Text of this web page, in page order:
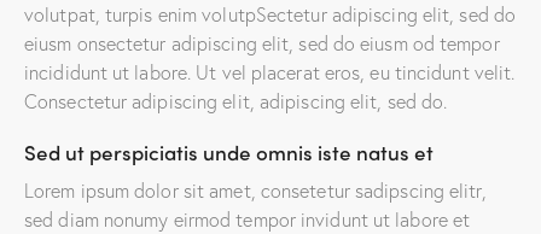
volutpat, turpis enim volutpSectetur adipiscing elit, sed do
eiusm onsectetur adipiscing elit, sed do eiusm od tempor
incididunt ut labore. Ut vel placerat eros, eu tincidunt velit.
Consectetur adipiscing elit, adipiscing elit, sed do.
Sed ut perspiciatis unde omnis iste natus et
Lorem ipsum dolor sit amet, consetetur sadipscing elitr,
sed diam nonumy eirmod tempor invidunt ut labore et